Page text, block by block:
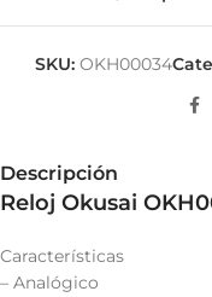
SKU: OKH00034
Descripción
Reloj Okusai
Características
– Analógico